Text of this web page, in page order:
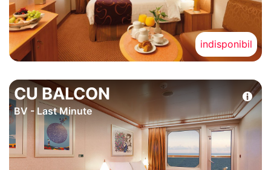
indisponibil
CU BALCON
BV - Last Minute